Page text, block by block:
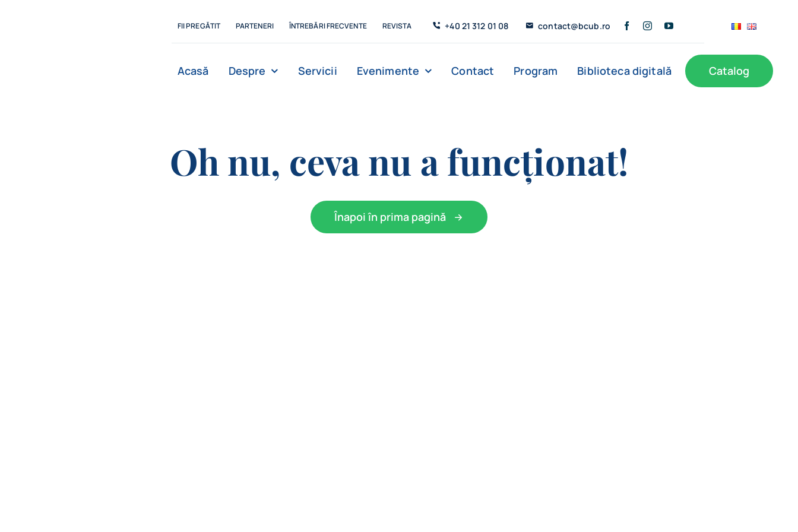
FII PREGĂTIT PARTENERI ÎNTREBĂRI FRECVENTE REVISTA +40 21 312 01 08 contact@bcub.ro
Acasă Despre Servicii Evenimente Contact Program Biblioteca digitală Catalog
Oh nu, ceva nu a funcționat!
Înapoi în prima pagină